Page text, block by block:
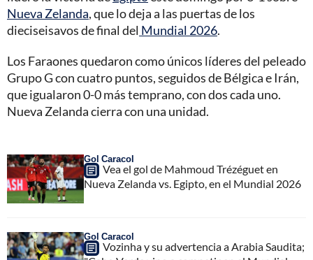
Nueva Zelanda, que lo deja a las puertas de los
dieciseisavos de final del Mundial 2026.
Los Faraones quedaron como únicos líderes del peleado
Grupo G con cuatro puntos, seguidos de Bélgica e Irán,
que igualaron 0-0 más temprano, con dos cada uno.
Nueva Zelanda cierra con una unidad.
Gol Caracol
Vea el gol de Mahmoud Trézéguet en
Nueva Zelanda vs. Egipto, en el Mundial 2026
Gol Caracol
Vozinha y su advertencia a Arabia Saudita;